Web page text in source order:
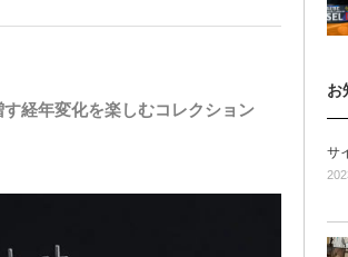
経年変化を楽しむコレクション
お
サ